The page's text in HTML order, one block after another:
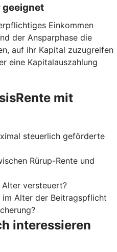
geeignet
Einkommen
der Ansparphase die
auf ihr Kapital zuzugreifen
eine Kapitalauszahlung
mit
steuerlich geförderte
Rürup-Rente und
versteuert?
Alter der Beitragspflicht
interessieren